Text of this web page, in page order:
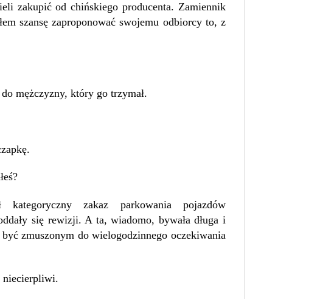
zakupić od chińskiego producenta. Zamiennik
szansę zaproponować swojemu odbiorcy to, z
mężczyzny, który go trzymał.
zakaz parkowania pojazdów
się rewizji. A ta, wiadomo, bywała długa i
zmuszonym do wielogodzinnego oczekiwania
niecierpliwi.